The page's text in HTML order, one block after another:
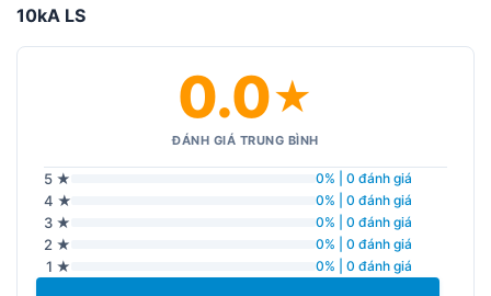
10kA LS
0.0★
ĐÁNH GIÁ TRUNG BÌNH
5 ★ 0% | 0 đánh giá
4 ★ 0% | 0 đánh giá
3 ★ 0% | 0 đánh giá
2 ★ 0% | 0 đánh giá
1 ★ 0% | 0 đánh giá